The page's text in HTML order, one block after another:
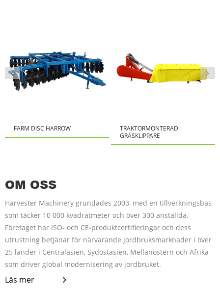
FARM DISC HARROW
TRAKTORMONTERAD
GRÄSKLIPPARE
OM OSS
Harvester Machinery grundades 2003, med en tillverkningsbas
som täcker 10 000 kvadratmeter och över 300 anställda.
Företaget har ISO- och CE-produktcertifieringar och dess
utrustning betjänar för närvarande jordbruksmarknader i över
25 länder i Centralasien, Sydostasien, Mellanöstern och Afrika
som driver global modernisering av jordbruket.
Läs mer